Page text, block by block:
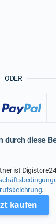
ODER
durch diese
ist
.
kaufen